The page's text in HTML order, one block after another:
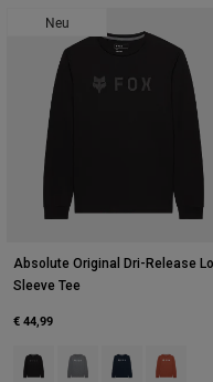
Neu
Absolute Original Dri-Release
Sleeve Tee
€ 44,99
Product swatch type of
Product swatch type
ProductProduct